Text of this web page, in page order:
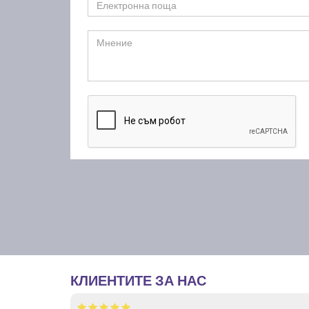
КЛИЕНТИТЕ ЗА НАС